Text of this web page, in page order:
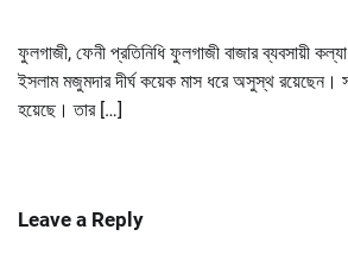
ফুলগাজী, ফেনী প্রতিনিধি ফুলগাজী বাজার ব্যবসায়ী
ইসলাম মজুমদার দীর্ঘ কয়েক মাস ধরে অসুস্থ রয়েছেন।
হয়েছে। তার […]
Leave a Reply